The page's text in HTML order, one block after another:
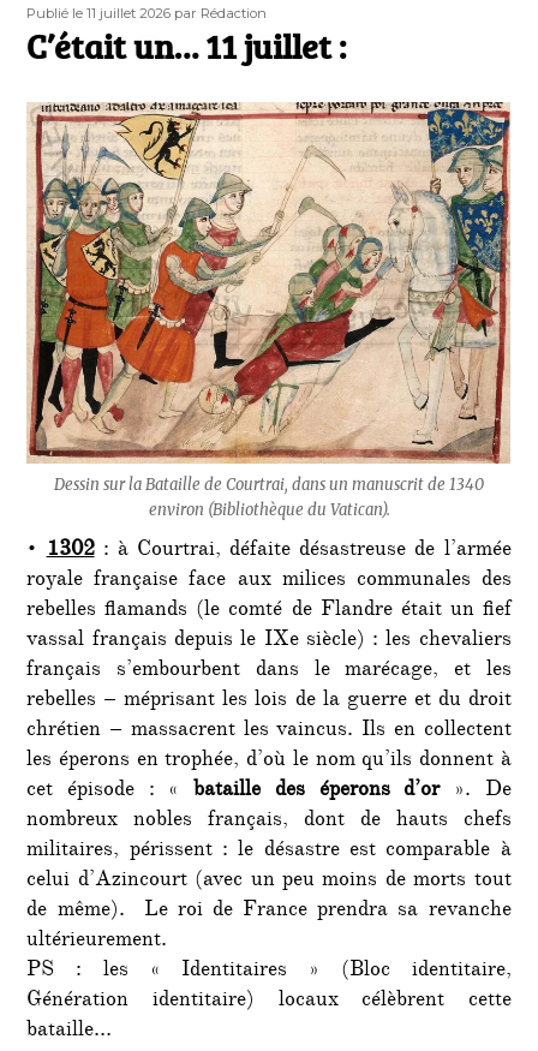
Publié
Publié le 11 juillet 2026 Auteur
par Rédaction
C’était un… 11 juillet :
Dessin sur la Bataille de Courtrai, dans un manuscrit de 1340
environ (Bibliothèque du Vatican).
•1302 : à Courtrai, défaite désastreuse de l’armée
royale française face aux milices communales des
rebelles flamands (le comté de Flandre était un fief
vassal français depuis le IXe siècle) : les chevaliers
français s’embourbent dans le marécage, et les
rebelles – méprisant les lois de la guerre et du droit
chrétien – massacrent les vaincus. Ils en collectent
les éperons en trophée, d’où le nom qu’ils donnent à
cet épisode : «bataille des éperons d’or». De
nombreux nobles français, dont de hauts chefs
militaires, périssent : le désastre est comparable à
celui d’Azincourt (avec un peu moins de morts tout
de même). Le roi de France prendra sa revanche
ultérieurement.
PS : les « Identitaires » (Bloc identitaire,
Génération identitaire) locaux célèbrent cette
bataille…